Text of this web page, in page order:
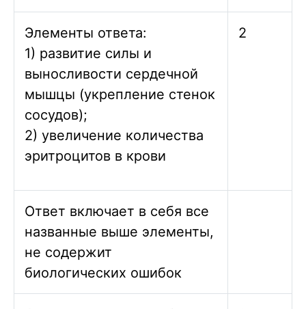
Элементы ответа:
1) развитие силы и
выносливости сердечной
мышцы (укрепление стенок
сосудов);
2) увеличение количества
эритроцитов в крови
2
Ответ включает в себя все
названные выше элементы,
не содержит
биологических ошибок